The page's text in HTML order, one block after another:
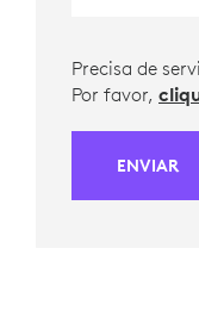
Precisa de
Por favor,
ENVIAR